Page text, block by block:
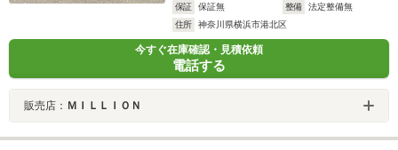
保証
保証無 整備
法定整備無
住所
神奈川県横浜市港北区
今すぐ在庫確認・見積依頼
電話する
販売店： ＭＩＬＬＩＯＮ